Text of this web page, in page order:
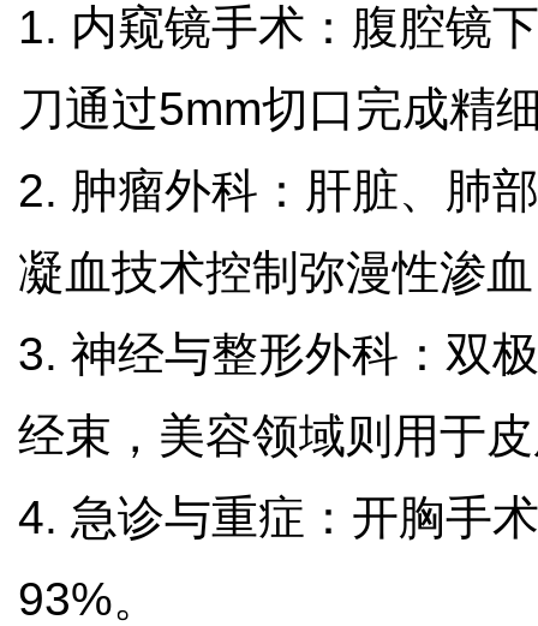
1. 内窥镜手术：腹腔镜
刀通过5mm切口完成精
2. 肿瘤外科：肝脏、肺
凝血技术控制弥漫性渗
3. 神经与整形外科：双
经束，美容领域则用于
4. 急诊与重症：开胸手
93%。